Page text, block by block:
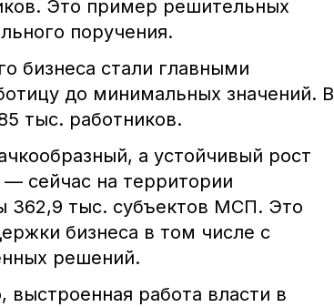
Это пример решительных
поручения.
бизнеса стали главными
до минимальных значений. В
тыс. работников.
а устойчивый рост
сейчас на территории
362,9 тыс. субъектов МСП. Это
бизнеса в том числе с
решений.
работа власти в